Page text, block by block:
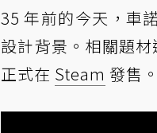
35 年前的今天，車
設計背景。相關題
正式在 Steam 發售。